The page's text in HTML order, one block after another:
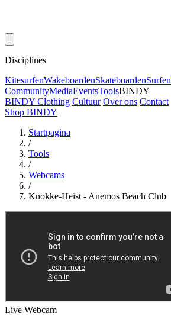
Disciplines
KitesurfenWakeboardenSkateboardenSurfen
CommunityMediaEventsToolsBINDY
BINDY Clothing Cultuur Over ons Contact
Shop BINDY
Startpagina
/
Tools
/
Webcams
/
Knokke-Heist - Anemos Beach Club
Live Webcam